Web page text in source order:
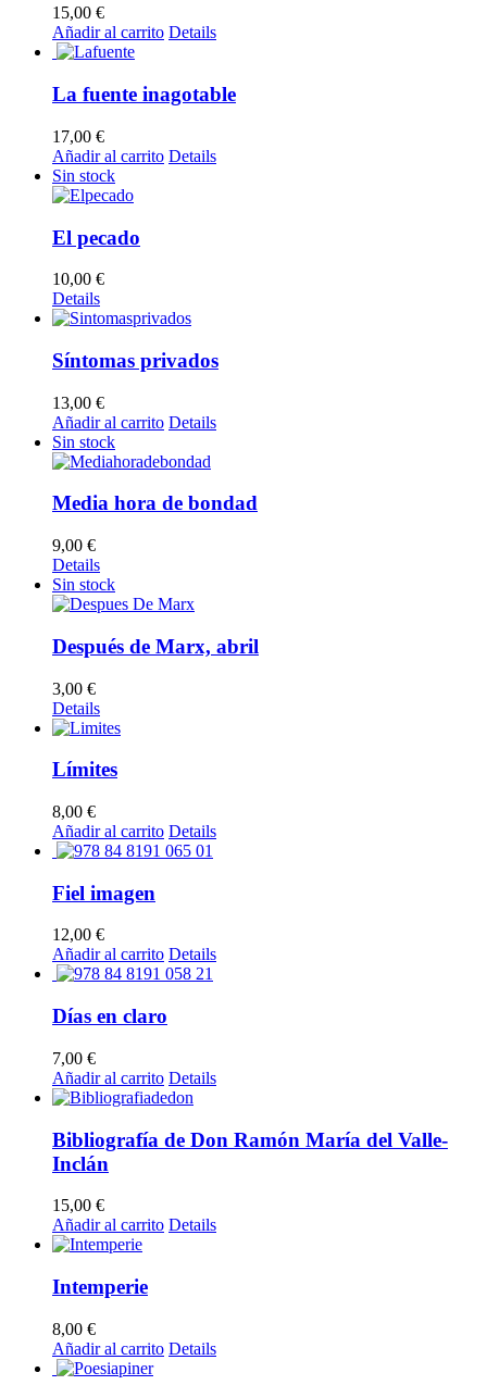
15,00 €
Añadir al carrito Details
La fuente inagotable
17,00 €
Añadir al carrito Details
Sin stock
El pecado
10,00 €
Details
Síntomas privados
13,00 €
Añadir al carrito Details
Sin stock
Media hora de bondad
9,00 €
Details
Sin stock
Después de Marx, abril
3,00 €
Details
Límites
8,00 €
Añadir al carrito Details
Fiel imagen
12,00 €
Añadir al carrito Details
Días en claro
7,00 €
Añadir al carrito Details
Bibliografía de Don Ramón María del Valle-
Inclán
15,00 €
Añadir al carrito Details
Intemperie
8,00 €
Añadir al carrito Details